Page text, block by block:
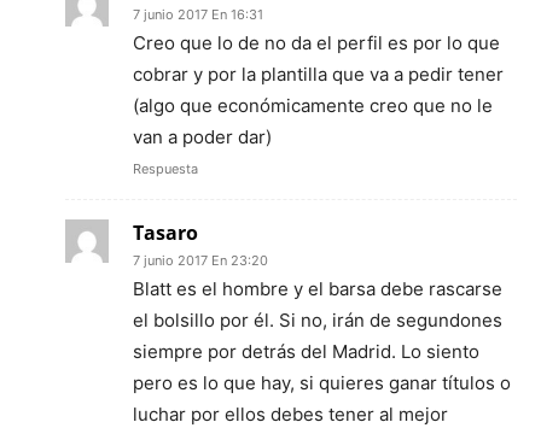
7 junio 2017 En 16:31
Creo que lo de no da el perfil es por lo que
cobrar y por la plantilla que va a pedir tener
(algo que económicamente creo que no le
van a poder dar)
Respuesta
Tasaro
7 junio 2017 En 23:20
Blatt es el hombre y el barsa debe rascarse
el bolsillo por él. Si no, irán de segundones
siempre por detrás del Madrid. Lo siento
pero es lo que hay, si quieres ganar títulos o
luchar por ellos debes tener al mejor